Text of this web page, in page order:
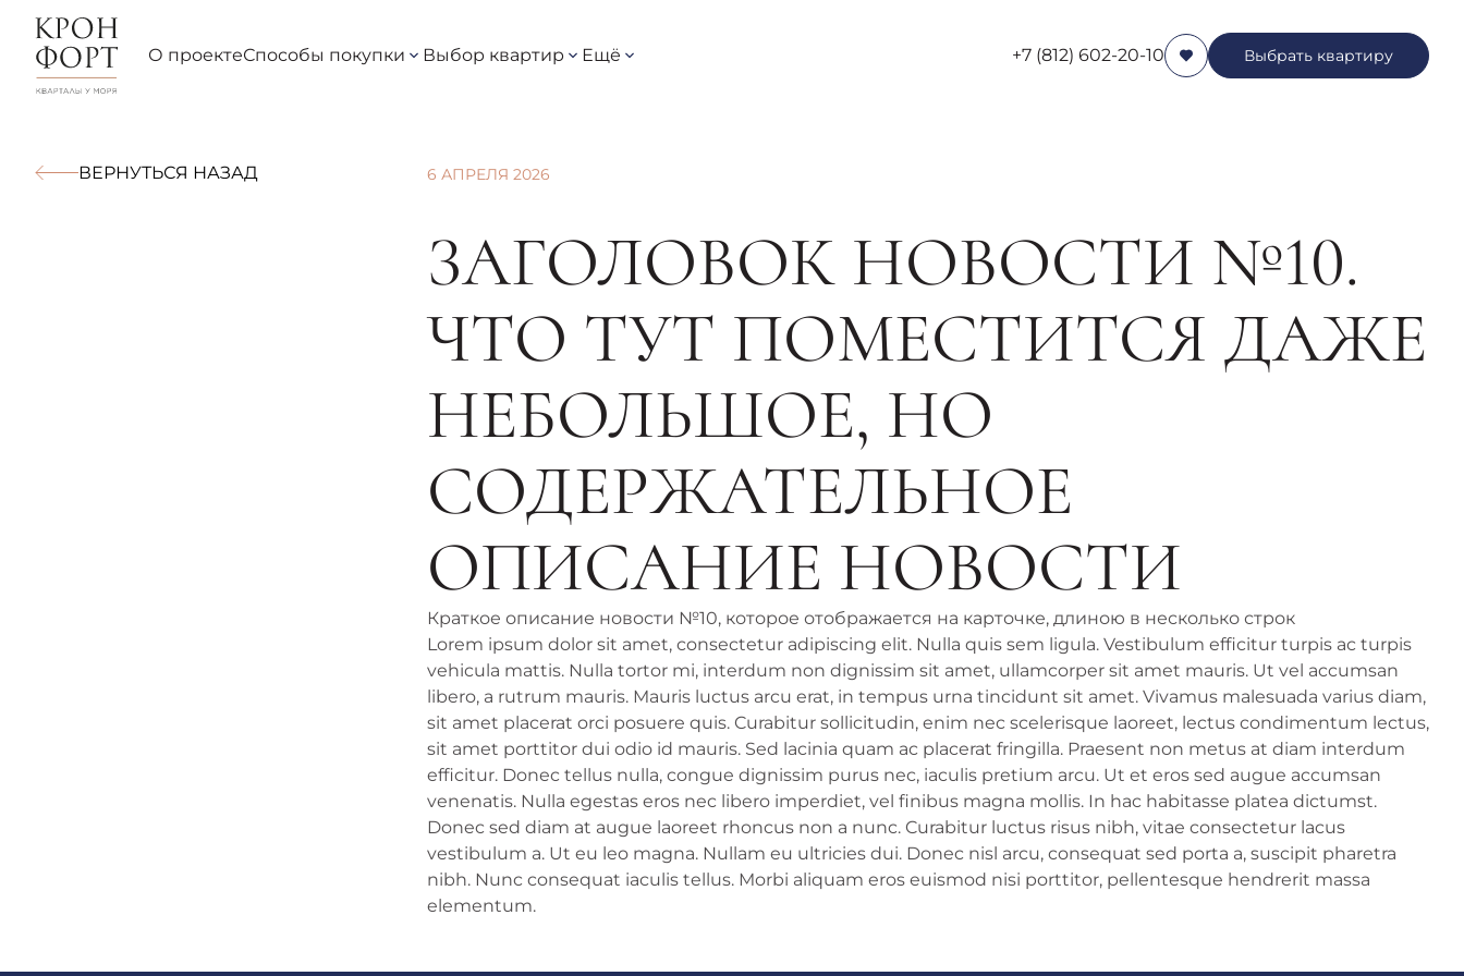
О проектеСпособы покупки Выбор квартир Ещё +7 (812) 602-20-10 Выбрать квартиру
ВЕРНУТЬСЯ НАЗАД 6 АПРЕЛЯ 2026
ЗАГОЛОВОК НОВОСТИ №10.
ЧТО ТУТ ПОМЕСТИТСЯ ДАЖЕ
НЕБОЛЬШОЕ, НО
СОДЕРЖАТЕЛЬНОЕ
ОПИСАНИЕ НОВОСТИ
Краткое описание новости №10, которое отображается на карточке, длиною в несколько строк
Lorem ipsum dolor sit amet, consectetur adipiscing elit. Nulla quis sem ligula. Vestibulum efficitur turpis ac turpis
vehicula mattis. Nulla tortor mi, interdum non dignissim sit amet, ullamcorper sit amet mauris. Ut vel accumsan
libero, a rutrum mauris. Mauris luctus arcu erat, in tempus urna tincidunt sit amet. Vivamus malesuada varius diam,
sit amet placerat orci posuere quis. Curabitur sollicitudin, enim nec scelerisque laoreet, lectus condimentum lectus,
sit amet porttitor dui odio id mauris. Sed lacinia quam ac placerat fringilla. Praesent non metus at diam interdum
efficitur. Donec tellus nulla, congue dignissim purus nec, iaculis pretium arcu. Ut et eros sed augue accumsan
venenatis. Nulla egestas eros nec libero imperdiet, vel finibus magna mollis. In hac habitasse platea dictumst.
Donec sed diam at augue laoreet rhoncus non a nunc. Curabitur luctus risus nibh, vitae consectetur lacus
vestibulum a. Ut eu leo magna. Nullam eu ultricies dui. Donec nisl arcu, consequat sed porta a, suscipit pharetra
nibh. Nunc consequat iaculis tellus. Morbi aliquam eros euismod nisi porttitor, pellentesque hendrerit massa
elementum.